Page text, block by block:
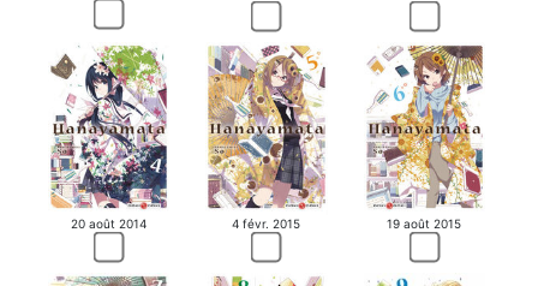
20 août 2014 4 févr. 2015 19 août 2015